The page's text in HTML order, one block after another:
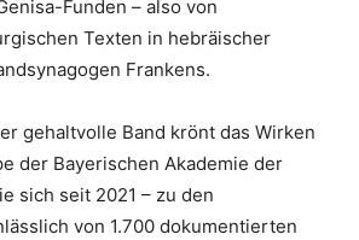
Funden – also von
Texten in hebräischer
Frankens.
gehaltvolle Band krönt das Wirken
der Bayerischen Akademie der
sich seit 2021 – zu den
von 1.700 dokumentierten